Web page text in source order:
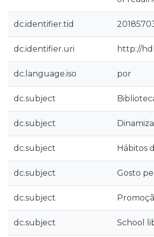
dc.identifier.tid
dc.identifier.uri http://
dc.language.iso por
dc.subject
dc.subject
dc.subject Hábitos
dc.subject Gosto
dc.subject
dc.subject School